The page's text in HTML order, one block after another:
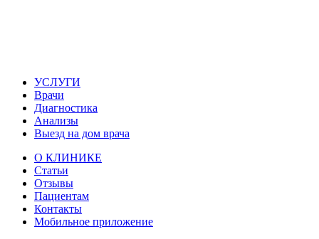
УСЛУГИ
Врачи
Диагностика
Анализы
Выезд на дом врача
О КЛИНИКЕ
Статьи
Отзывы
Пациентам
Контакты
Мобильное приложение